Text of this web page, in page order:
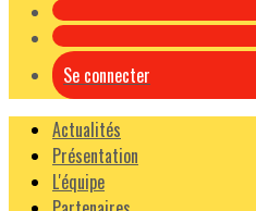
Se connecter
Actualités
Présentation
L'équipe